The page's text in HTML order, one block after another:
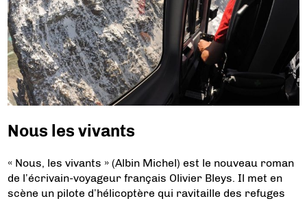
Nous les vivants
« Nous, les vivants » (Albin Michel) est le nouveau roman
de l’écrivain-voyageur français Olivier Bleys. Il met en
scène un pilote d’hélicoptère qui ravitaille des refuges